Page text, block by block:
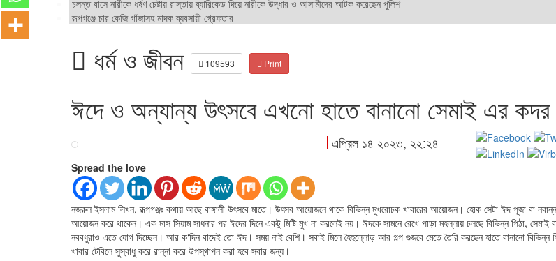
চলন্ত বাসে নারীকে ধর্ষণ চেষ্টায় রাস্তায় ব্যারিকেড দিয়ে নারীকে উদ্ধার ও আসামীদের আটক করেছেন পুলিশ
রূপগঞ্জে চার কেজি গাঁজাসহ মাদক ব্যবসায়ী গ্রেফতার
ধর্ম ও জীবন 109593 Print
ঈদে ও অন্যান্য উৎসবে এখনো হাতে বানানো সেমাই এর কদর
এপ্রিল ১৪ ২০২৩, ২২:২৪
Spread the love
নজরুল ইসলাম লিখন, রূপগঞ্জঃ কথায় আছে বাঙ্গালী উৎসবে মাতে। উৎসব আয়োজনে থাকে বিভিন্ন মুখরোচক খাবারের আয়োজন। হোক সেটা ঈদ পূজা বা
আয়োজন করে থাকেন। এক মাস সিয়াম সাধনার পর ঈদের দিনে একটু মিষ্টি মুখ না করলেই নয়। ঈদকে সামনে রেখে পাড়া মহল্লায় চলছে বিভিন্ন পিঠা, সেমাই
নববধুরাও এতে যোগ দিচ্ছেন। আর ক‘দিন বাদেই তো ঈদ। সময় নাই বেশি। সবাই মিলে হৈহুল্লোড় আর গল্প গুজবে মেতে তৈরি করছেন হাতে বানানো বিভিন্ন
খাবার টেবিলে সুস্বাধু করে রান্না করে উপস্থাপন করা হবে সবার জন্য।